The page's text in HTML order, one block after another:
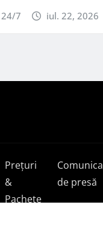
7 iul. 22, 2026
Prețuri
&
Pachete
de presă